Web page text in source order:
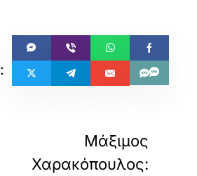
Mάξιμος
Χαρακόπουλος: